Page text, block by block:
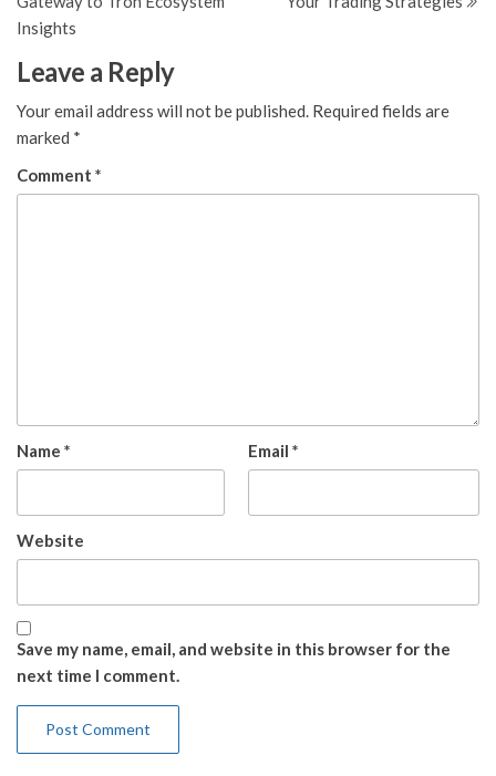
Insights
Leave a Reply
Your email address will not be published. Required fields are
marked *
Comment *
Name * Email *
Website
Save my name, email, and website in this browser for the
next time I comment.